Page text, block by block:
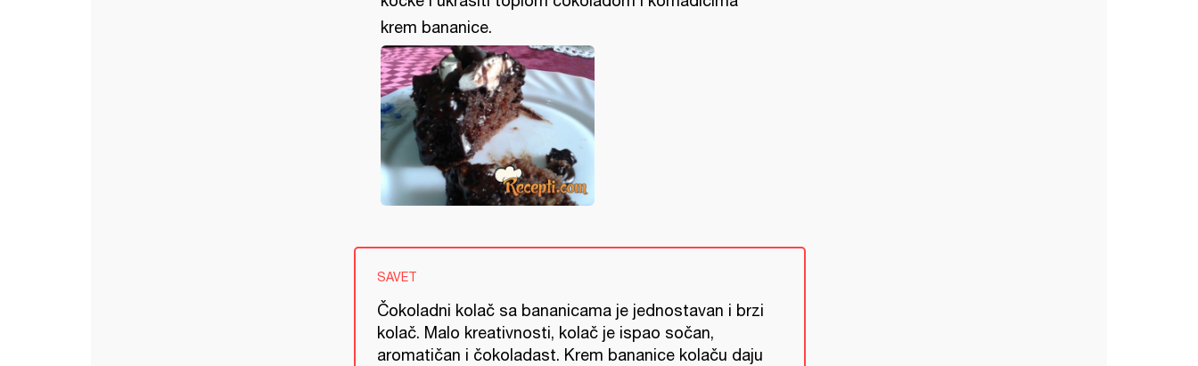
krem bananice.
SAVET
Čokoladni kolač sa bananicama je jednostavan i brzi
kolač. Malo kreativnosti, kolač je ispao sočan,
aromatičan i čokoladast. Krem bananice kolaču daju